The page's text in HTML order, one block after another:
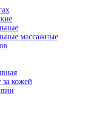
массажные
за кожей